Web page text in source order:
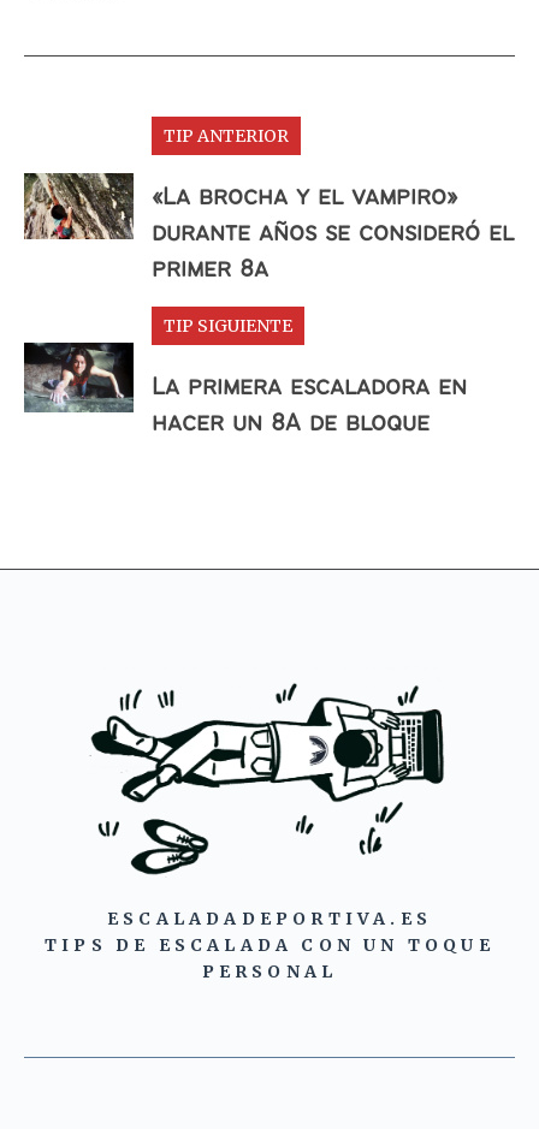
TIP ANTERIOR
«La brocha y el vampiro»
durante años se consideró el
primer 8a
TIP SIGUIENTE
La primera escaladora en
hacer un 8A de bloque
ESCALADADEPORTIVA.ES
TIPS DE ESCALADA CON UN TOQUE
PERSONAL